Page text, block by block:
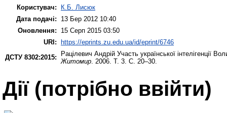
Користувач:
К.Б. Лисюк
Дата подачі:
13 Бер 2012 10:40
Оновлення:
15 Серп 2015 03:50
URI: https://eprints.zu.edu.ua/id/eprint/6746
ДСТУ 8302:2015:
Рацілевич Андрій Участь української інтелігенції
Житомир . 2006. Т. 3. С. 20–30.
Дії ​​(потрібно ввійти)